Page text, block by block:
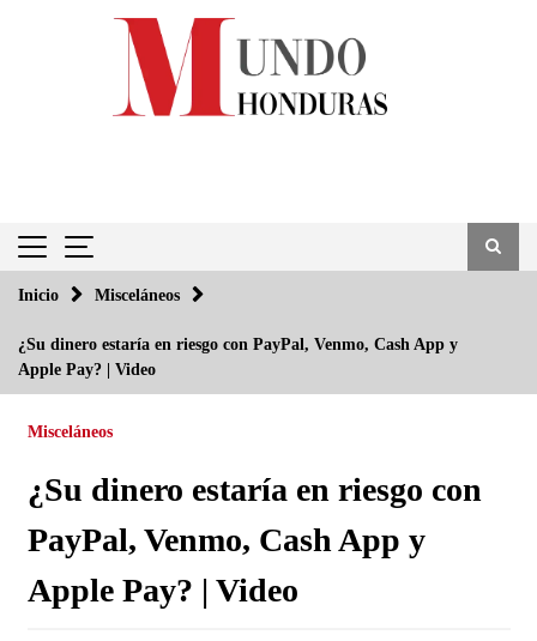
Inicio Misceláneos
¿Su dinero estaría en riesgo con PayPal, Venmo, Cash App y
Apple Pay? | Video
Misceláneos
¿Su dinero estaría en riesgo con
PayPal, Venmo, Cash App y
Apple Pay? | Video